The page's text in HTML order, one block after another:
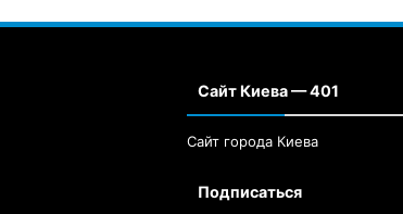
Сайт Киева — 401
Сайт города Киева
Подписаться